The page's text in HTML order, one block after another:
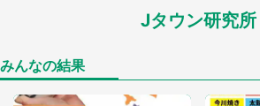
「閉所恐怖症の私は新幹線で
Jタウン研究所
みんなの結果